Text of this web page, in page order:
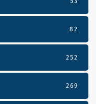
82
252
269